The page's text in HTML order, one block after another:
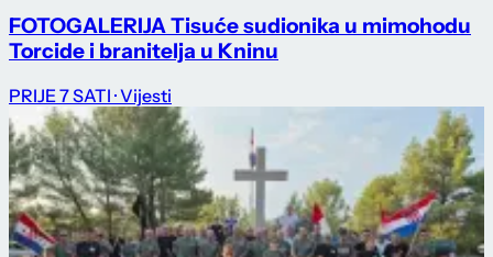
FOTOGALERIJA Tisuće sudionika u mimohodu
Torcide i branitelja u Kninu
PRIJE 7 SATI · Vijesti